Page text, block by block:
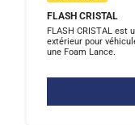
FLASH CRISTAL
FLASH CRISTAL est
extérieur pour
une Foam Lance.